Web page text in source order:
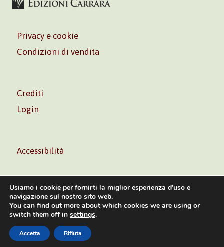
Privacy e cookie
Condizioni di vendita
Crediti
Login
Accessibilità
Volontè & Co. Srl – P.I. 06181480960 –info@volonte-
Usiamo i cookie per fornirti la miglior esperienza d'uso e
navigazione sul nostro sito web.
You can find out more about which cookies we are using or
switch them off in settings.
Accetta Rifiuta